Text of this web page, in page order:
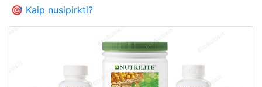
🎯 Kaip nusipirkti?